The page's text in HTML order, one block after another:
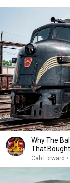
Why The
That
Cab Forward •